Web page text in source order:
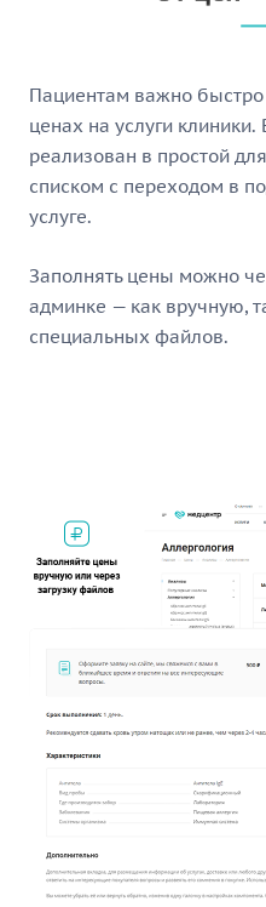
Пациентам важно
ценах на услуги
реализован в простой
списком с переходом в
услуге.
Заполнять цены можно
админке — как вручную,
специальных файлов.